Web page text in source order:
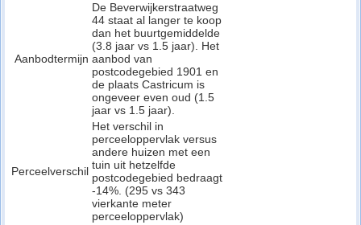
Aanbodtermijn
De Beverwijkerstraatweg
44 staat al langer te koop
dan het buurtgemiddelde
(3.8 jaar vs 1.5 jaar). Het
aanbod van
postcodegebied 1901 en
de plaats Castricum is
ongeveer even oud (1.5
jaar vs 1.5 jaar).
Perceelverschil
Het verschil in
perceeloppervlak versus
andere huizen met een
tuin uit hetzelfde
postcodegebied bedraagt
-14%. (295 vs 343
vierkante meter
perceeloppervlak)